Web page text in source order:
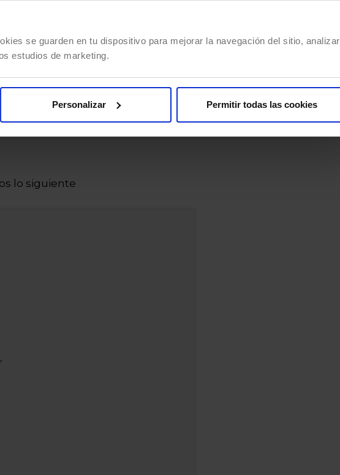
se guarden en tu dispositivo para mejorar la navegación del sitio, analizar
estudios de marketing.
Personalizar Permitir todas las cookies
con el nombre
lo siguiente